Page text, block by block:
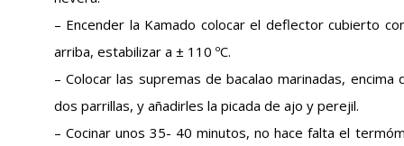
– Encender la Kamado colocar el deflector cubierto
arriba, estabilizar a ± 110 ºC.
– Colocar las supremas de bacalao marinadas,
dos parrillas, y añadirles la picada de ajo y perejil.
– Cocinar unos 35- 40 minutos, no hace falta el